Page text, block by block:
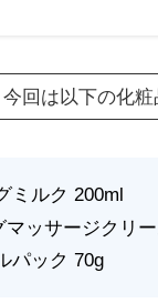
今回は以下の化
ミルク 200ml
ッサージクリ
パック 70g